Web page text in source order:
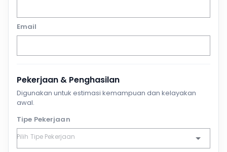
Email
Pekerjaan & Penghasilan
Digunakan untuk estimasi kemampuan dan kelayakan
awal.
Tipe Pekerjaan